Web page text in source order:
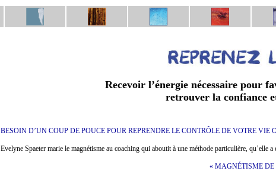
Recevoir l’énergie nécessaire pour
retrouver la confiance
BESOIN D’UN COUP DE POUCE POUR REPRENDRE LE CONTRÔLE DE VOTRE VIE
Evelyne Spaeter marie le magnétisme au coaching qui aboutit à une méthode particulière, qu’elle a
« MAGNÉTISME DE